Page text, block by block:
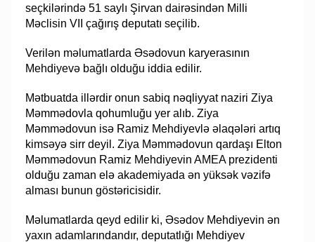
seçkilərində 51 saylı Şirvan dairəsindən Milli
Məclisin VII çağırış deputatı seçilib.
Verilən məlumatlarda Əsədovun karyerasının
Mehdiyevə bağlı olduğu iddia edilir.
Mətbuatda illərdir onun sabiq nəqliyyat naziri Ziya
Məmmədovla qohumluğu yer alıb. Ziya
Məmmədovun isə Ramiz Mehdiyevlə əlaqələri artıq
kimsəyə sirr deyil. Ziya Məmmədovun qardaşı Elton
Məmmədovun Ramiz Mehdiyevin AMEA prezidenti
olduğu zaman elə akademiyada ən yüksək vəzifə
alması bunun göstəricisidir.
Məlumatlarda qeyd edilir ki, Əsədov Mehdiyevin ən
yaxın adamlarındandır, deputatlığı Mehdiyev